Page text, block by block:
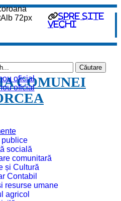
spre site
vechi
COMUNEI
socială
comunitară
și Cultură
Contabil
resurse umane
agricol